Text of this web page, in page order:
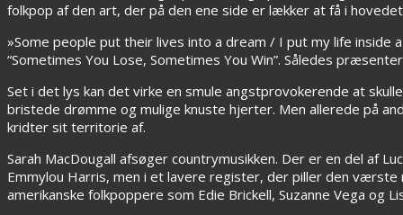
folkpop af den art, der på den ene side er lækker at få i
»Some people put their lives into a dream / I put my life inside
“Sometimes You Lose, Sometimes You Win”. Således
Set i det lys kan det virke en smule angstprovokerende at
bristede drømme og mulige knuste hjerter. Men allerede på
kridter sit territorie af.
Sarah MacDougall afsøger countrymusikken. Der er en del af
Emmylou Harris, men i et lavere register, der piller den
amerikanske folkpoppere som Edie Brickell, Suzanne Vega